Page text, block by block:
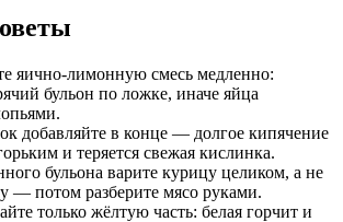
яично-лимонную смесь медленно:
бульон по ложке, иначе яйца
добавляйте в конце — долгое кипячение
и теряется свежая кислинка.
бульона варите курицу целиком, а не
— потом разберите мясо руками.
только жёлтую часть: белая горчит и